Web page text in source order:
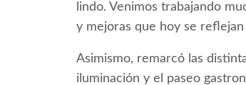
lindo. Venimos trabajando
y mejoras que hoy se reflejan
Asimismo, remarcó las
iluminación y el paseo